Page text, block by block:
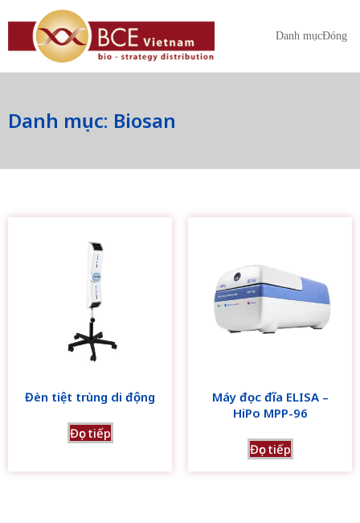
Danh mụcĐóng
Danh mục: Biosan
Đèn tiệt trùng di động
Đọc tiếp
Máy đọc đĩa ELISA –
HiPo MPP-96
Đọc tiếp